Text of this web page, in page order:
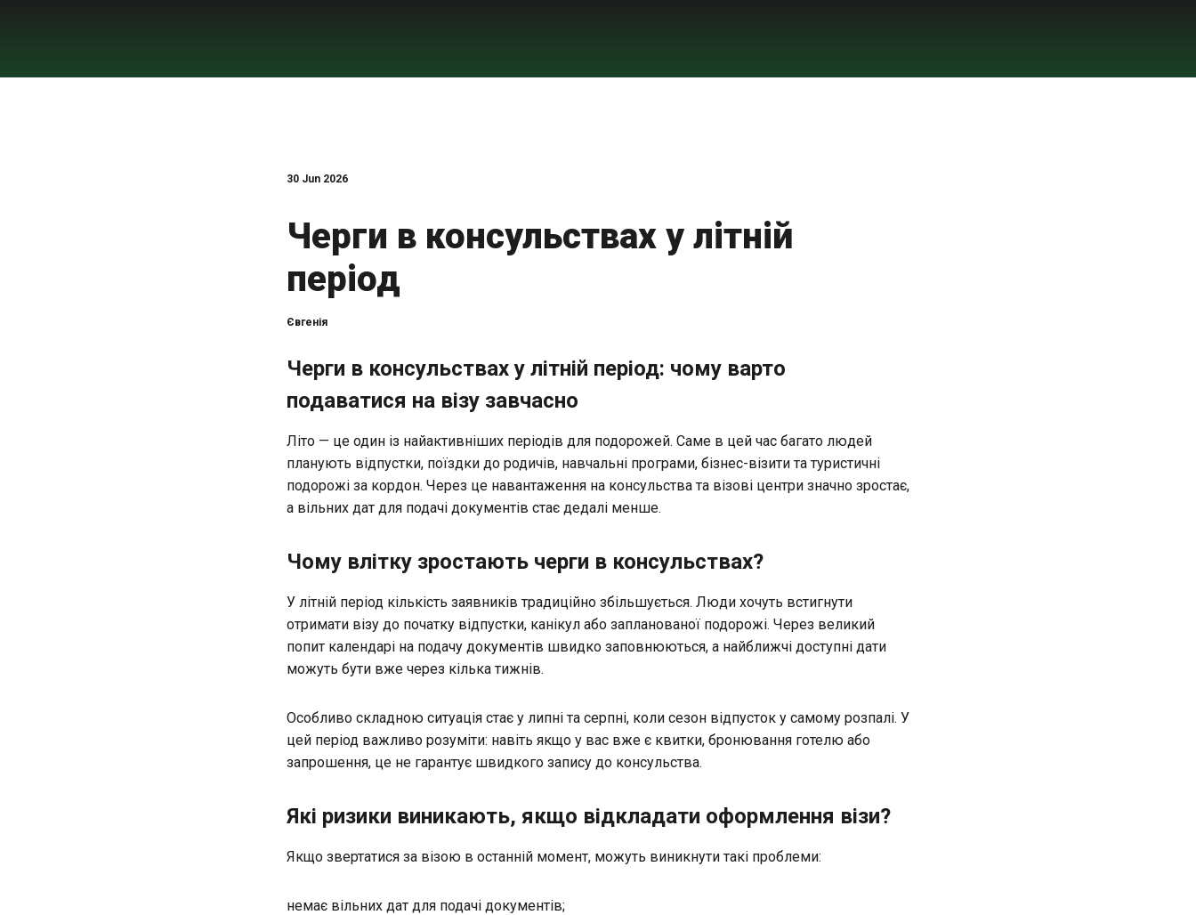
30 Jun 2026
Черги в консульствах у літній
період
Євгенія
Черги в консульствах у літній період: чому варто
подаватися на візу завчасно
Літо — це один із найактивніших періодів для подорожей. Саме в цей час багато людей
планують відпустки, поїздки до родичів, навчальні програми, бізнес-візити та туристичні
подорожі за кордон. Через це навантаження на консульства та візові центри значно зростає,
а вільних дат для подачі документів стає дедалі менше.
Чому влітку зростають черги в консульствах?
У літній період кількість заявників традиційно збільшується. Люди хочуть встигнути
отримати візу до початку відпустки, канікул або запланованої подорожі. Через великий
попит календарі на подачу документів швидко заповнюються, а найближчі доступні дати
можуть бути вже через кілька тижнів.
Особливо складною ситуація стає у липні та серпні, коли сезон відпусток у самому розпалі. У
цей період важливо розуміти: навіть якщо у вас вже є квитки, бронювання готелю або
запрошення, це не гарантує швидкого запису до консульства.
Які ризики виникають, якщо відкладати оформлення візи?
Якщо звертатися за візою в останній момент, можуть виникнути такі проблеми:
немає вільних дат для подачі документів;